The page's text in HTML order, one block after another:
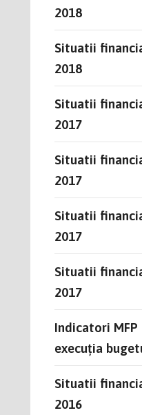
2018
Situatii
2018
Situatii
2017
Situatii
2017
Situatii
2017
Situatii
2017
Indicatori
execuția
Situatii
2016